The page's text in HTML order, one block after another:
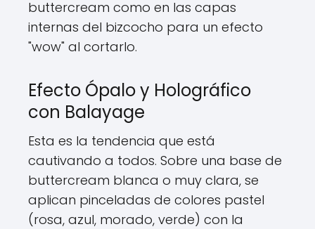
buttercream como en las capas
internas del bizcocho para un efecto
"wow" al cortarlo.
Efecto Ópalo y Holográfico
con Balayage
Esta es la tendencia que está
cautivando a todos. Sobre una base de
buttercream blanca o muy clara, se
aplican pinceladas de colores pastel
(rosa, azul, morado, verde) con la